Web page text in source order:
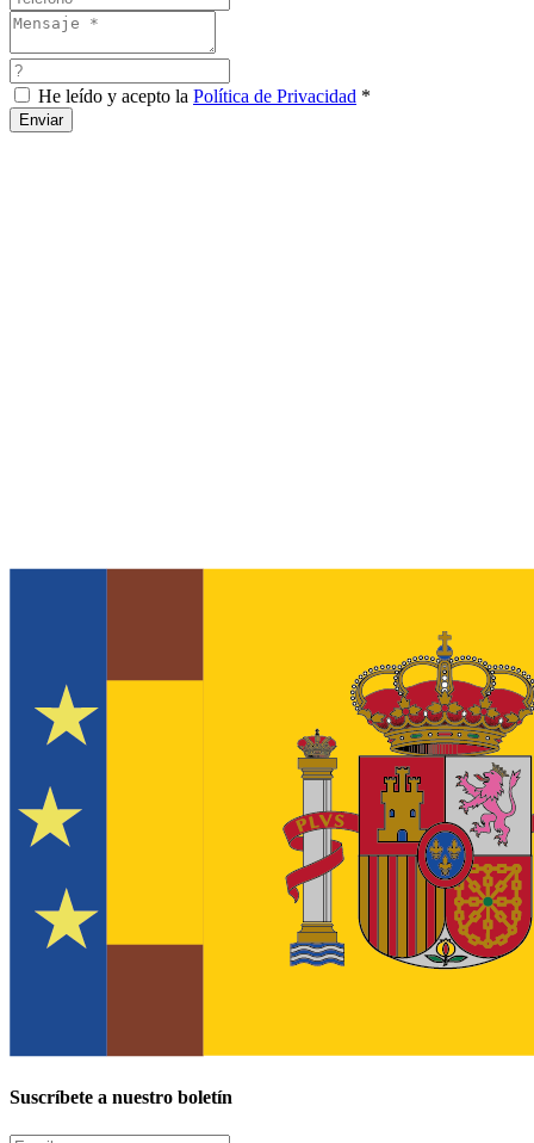
He leído y acepto la Política de Privacidad *
Enviar
Suscríbete a nuestro boletín